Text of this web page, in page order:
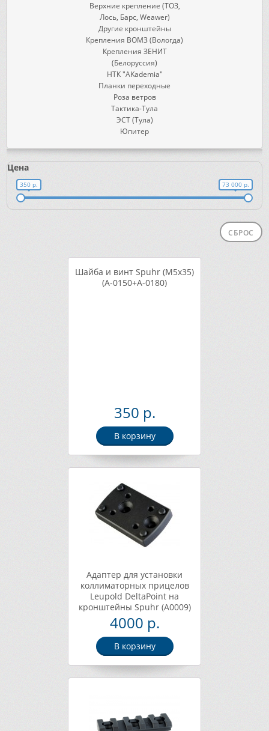
Верхние крепление (ТОЗ,
Лось, Барс, Weawer)
Другие кронштейны
Крепления ВОМЗ (Вологда)
Крепления ЗЕНИТ
(Белоруссия)
НТК "AKademia"
Планки переходные
Роза ветров
Тактика-Тула
ЭСТ (Тула)
Юпитер
Цена
350 р. 73 000 р.
СБРОС
Шайба и винт Spuhr (M5x35)
(A-0150+A-0180)
350 р.
В корзину
Адаптер для установки
коллиматорных прицелов
Leupold DeltaPoint на
кронштейны Spuhr (A0009)
4000 р.
В корзину